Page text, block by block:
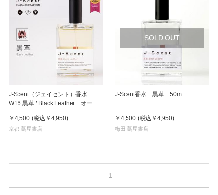
J-Scent（ジェイセント）香水
W16 黒革 / Black Leather オード
ランス
￥4,500 (税込 ￥4,950)
京都 蔦屋書店
SOLD OUT
J-Scent香水 黒革 50ml
￥4,500 (税込 ￥4,950)
梅田 蔦屋書店
1